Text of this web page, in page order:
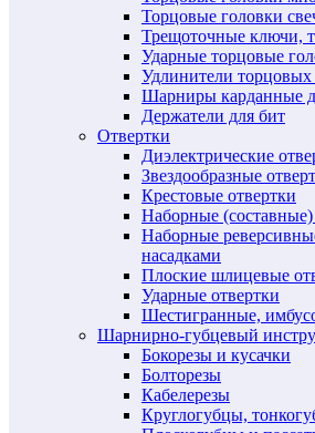
Торцовые головки
Трещоточные ключи,
Ударные торцовые
Удлинители торцовых
Шарниры карданные
Держатели для бит
Отвертки
Диэлектрические
Звездообразные
Крестовые отвертки
Наборные (составные)
Наборные
насадками
Плоские шлицевые
Ударные отвертки
Шестигранные,
Шарнирно-губцевый
Бокорезы и кусачки
Болторезы
Кабелерезы
Круглогубцы,